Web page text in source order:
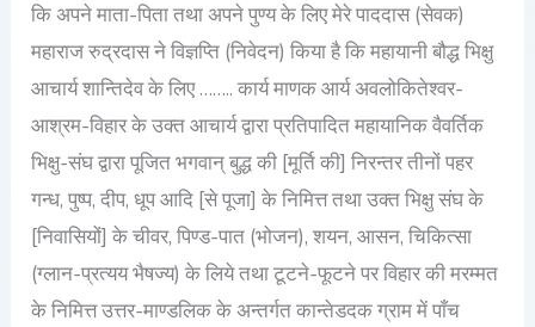
कि अपने माता-पिता तथा अपने पुण्य के लिए मेरे पाददास (सेवक)
महाराज रुद्रदास ने विज्ञप्ति (निवेदन) किया है कि महायानी बौद्ध भिक्षु
आचार्य शान्तिदेव के लिए …….. कार्य माणक आर्य अवलोकितेश्वर-
आश्रम-विहार के उक्त आचार्य द्वारा प्रतिपादित महायानिक वैवर्तिक
भिक्षु-संघ द्वारा पूजित भगवान् बुद्ध की [मूर्ति की] निरन्तर तीनों पहर
गन्ध, पुष्प, दीप, धूप आदि [से पूजा] के निमित्त तथा उक्त भिक्षु संघ के
[निवासियों] के चीवर, पिण्ड-पात (भोजन), शयन, आसन, चिकित्सा
(ग्लान-प्रत्यय भैषज्य) के लिये तथा टूटने-फूटने पर विहार की मरम्मत
के निमित्त उत्तर-माण्डलिक के अन्तर्गत कान्तेडदक ग्राम में पाँच